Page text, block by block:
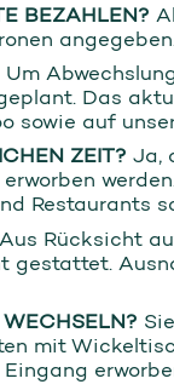
BEZAHLEN?
Um
Das
sowie auf
ZEIT? Ja,
Restaurants
Aus Rücksicht
gestattet.
mit